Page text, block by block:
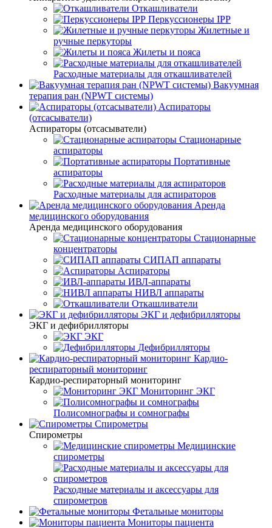
Откашливатели
Перкуссионеры IPP
Жилетные и
ручные перкуторы
Жилеты и пояса
Расходные материалы для откашливателей
Вакуумная
терапия ран (NPWT системы)
Аспираторы
(отсасыватели)
Аспираторы (отсасыватели)
Стационарные
аспираторы
Портативные
аспираторы
Расходные материалы для аспираторов
Аренда
медицинского оборудования
Аренда медицинского оборудования
Стационарные
концентраторы
СИПАП аппараты
Аспираторы
ИВЛ-аппараты
НИВЛ аппараты
Откашливатели
ЭКГ и дефибрилляторы
ЭКГ и дефибрилляторы
ЭКГ
Дефибрилляторы
Кардио-
респираторный мониторинг
Кардио-респираторный мониторинг
Мониторинг ЭКГ
Полисомнографы и сомнографы
Спирометры
Спирометры
Медицинские
спирометры
Расходные материалы и аксессуары для
спирометров
Фетальные мониторы
Мониторы пациента